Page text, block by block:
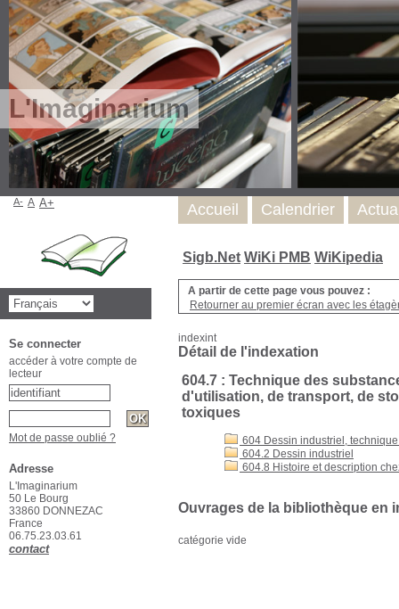
L'Imaginarium
Sigb.Net WiKi PMB WiKipedia
A partir de cette page vous pouvez :
Retourner au premier écran avec les
indexint
Détail de l'indexation
604.7 : Technique des
d'utilisation, de transport, de
toxiques
604 Dessin industriel,
604.2 Dessin industriel
604.8 Histoire et description
Ouvrages de la bibliothèque en
catégorie vide
Accueil Calendrier
A- A A+
Se connecter
accéder à votre compte de
lecteur
Mot de passe oublié ?
Adresse
L'Imaginarium
50 Le Bourg
33860 DONNEZAC
France
06.75.23.03.61
contact